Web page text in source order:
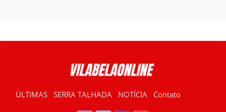
ÚLTIMAS SERRA TALHADA NOTÍCIA Contato